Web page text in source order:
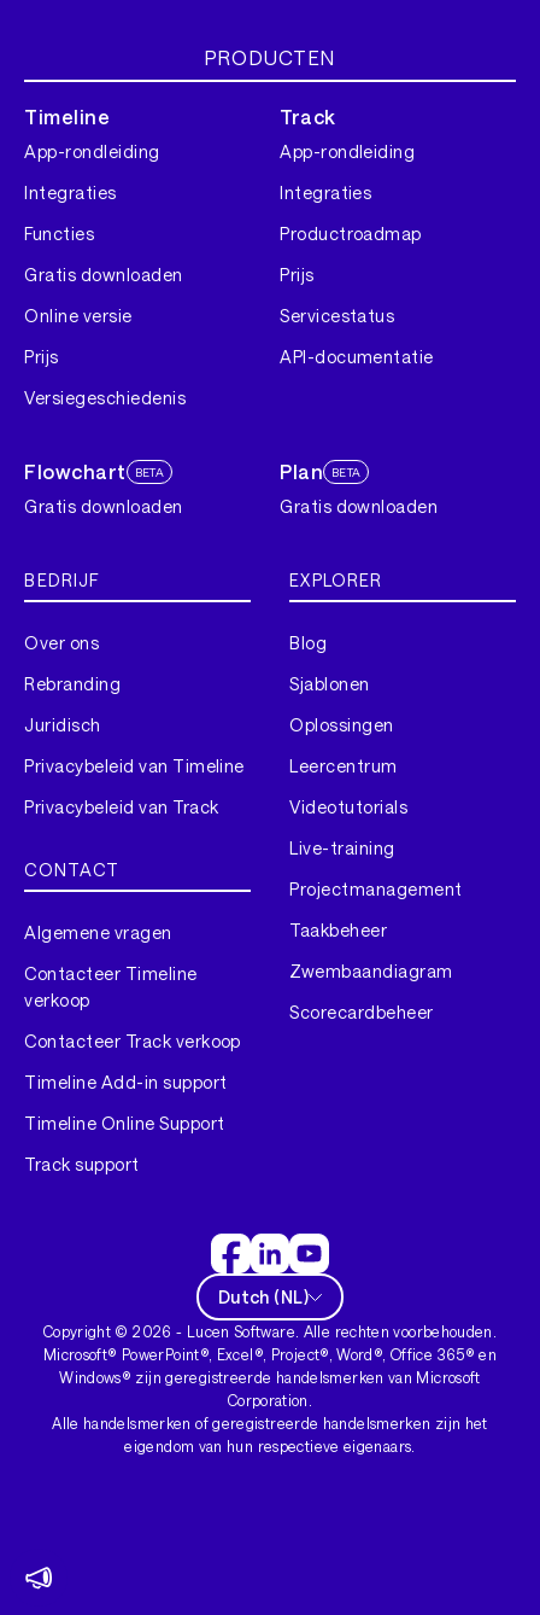
PRODUCTEN
Timeline
App-rondleiding
Integraties
Functies
Gratis downloaden
Online versie
Prijs
Versiegeschiedenis
Track
App-rondleiding
Integraties
Productroadmap
Prijs
Servicestatus
API-documentatie
Flowchart BETA
Gratis downloaden
Plan BETA
Gratis downloaden
BEDRIJF
Over ons
Rebranding
Juridisch
Privacybeleid van Timeline
Privacybeleid van Track
CONTACT
Algemene vragen
Contacteer Timeline
verkoop
Contacteer Track verkoop
Timeline Add-in support
Timeline Online Support
Track support
EXPLORER
Blog
Sjablonen
Oplossingen
Leercentrum
Videotutorials
Live-training
Projectmanagement
Taakbeheer
Zwembaandiagram
Scorecardbeheer
Dutch (NL)
Copyright ©2026 - Lucen Software. Alle rechten voorbehouden.
Microsoft® PowerPoint®, Excel®, Project®, Word®, Office 365® en
Windows® zijn geregistreerde handelsmerken van Microsoft
Corporation.
Alle handelsmerken of geregistreerde handelsmerken zijn het
eigendom van hun respectieve eigenaars.